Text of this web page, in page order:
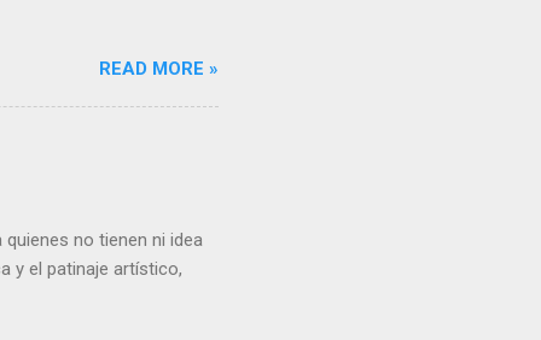
READ MORE »
no tienen ni idea
y el patinaje artístico,